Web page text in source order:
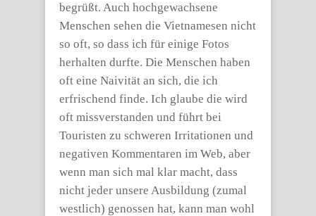
begrüßt. Auch hochgewachsene
Menschen sehen die Vietnamesen nicht
so oft, so dass ich für einige Fotos
herhalten durfte. Die Menschen haben
oft eine Naivität an sich, die ich
erfrischend finde. Ich glaube die wird
oft missverstanden und führt bei
Touristen zu schweren Irritationen und
negativen Kommentaren im Web, aber
wenn man sich mal klar macht, dass
nicht jeder unsere Ausbildung (zumal
westlich) genossen hat, kann man wohl